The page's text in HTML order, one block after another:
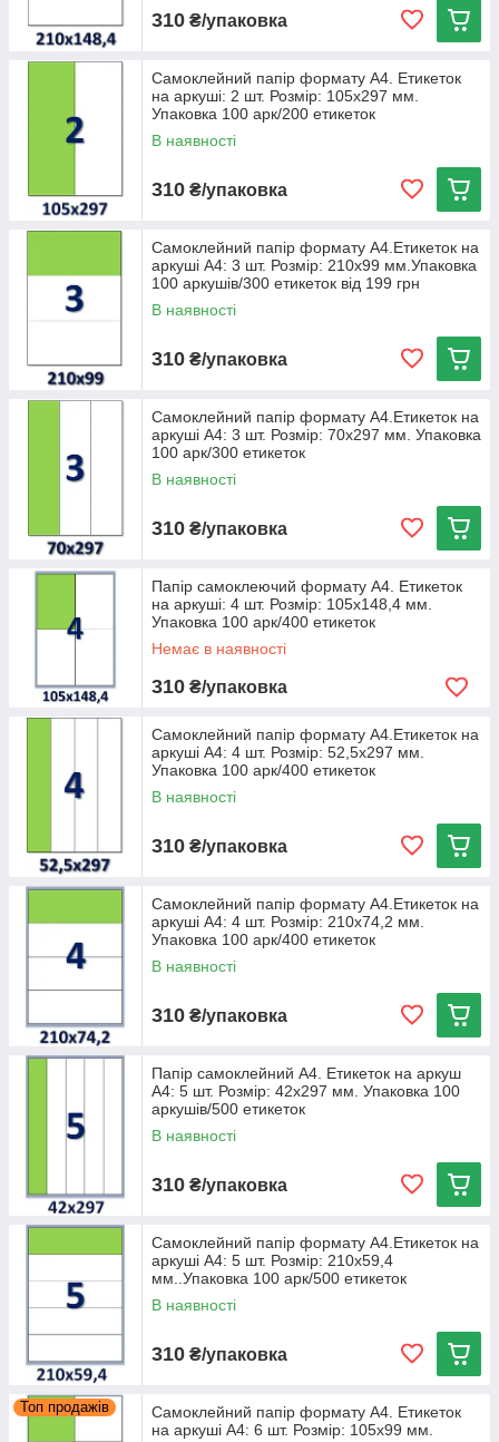
310 ₴/упаковка
Самоклейний папір формату А4. Етикеток
на аркуші: 2 шт. Розмір: 105х297 мм.
Упаковка 100 арк/200 етикеток
В наявності
310 ₴/упаковка
Самоклейний папір формату А4.Етикеток на
аркуші А4: 3 шт. Розмір: 210х99 мм.Упаковка
100 аркушів/300 етикеток від 199 грн
В наявності
310 ₴/упаковка
Самоклейний папір формату А4.Етикеток на
аркуші А4: 3 шт. Розмір: 70х297 мм. Упаковка
100 арк/300 етикеток
В наявності
310 ₴/упаковка
Папір самоклеючий формату А4. Етикеток
на аркуші: 4 шт. Розмір: 105х148,4 мм.
Упаковка 100 арк/400 етикеток
Немає в наявності
310 ₴/упаковка
Самоклейний папір формату А4.Етикеток на
аркуші А4: 4 шт. Розмір: 52,5х297 мм.
Упаковка 100 арк/400 етикеток
В наявності
310 ₴/упаковка
Самоклейний папір формату А4.Етикеток на
аркуші А4: 4 шт. Розмір: 210х74,2 мм.
Упаковка 100 арк/400 етикеток
В наявності
310 ₴/упаковка
Папір самоклейний A4. Етикеток на аркуш
А4: 5 шт. Розмір: 42x297 мм. Упаковка 100
аркушів/500 етикеток
В наявності
310 ₴/упаковка
Самоклейний папір формату А4.Етикеток на
аркуші А4: 5 шт. Розмір: 210х59,4
мм..Упаковка 100 арк/500 етикеток
В наявності
310 ₴/упаковка
Топ продажів
Самоклейний папір формату А4. Етикеток
на аркуші А4: 6 шт. Розмір: 105х99 мм.